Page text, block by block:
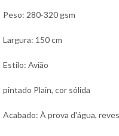
Peso: 280-320 gsm
Largura: 150 cm
Estilo: Avião
pintado Plain, cor sólida
Acabado: À prova d'água,